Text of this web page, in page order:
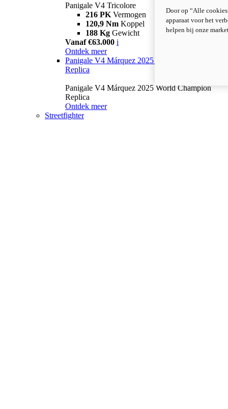
Panigale V4 Tricolore
216 PK Vermogen
120,9 Nm Koppel
188 Kg Gewicht
Vanaf €63.000 i
Ontdek meer
Panigale V4 Márquez 2025 World Champion
Replica
Panigale V4 Márquez 2025 World Champion
Replica
Ontdek meer
Streetfighter
Door op “Alle
apparaat voor het
helpen bij onze